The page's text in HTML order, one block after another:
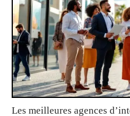
Les meilleures agences